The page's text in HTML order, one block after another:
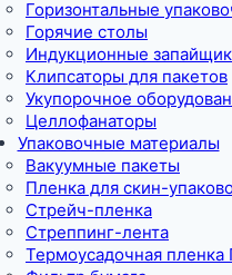
Горизонтальные
Горячие столы
Индукционные
Клипсаторы для пакетов
Укупорочное
Целлофанаторы
Упаковочные материалы
Вакуумные пакеты
Пленка для скин-
Стрейч-пленка
Стреппинг-лента
Термоусадочная